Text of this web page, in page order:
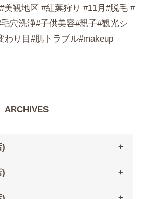
美観地区 #紅葉狩り #11月#脱毛 #
穴洗浄#子供美容#親子#観光シ
わり目#肌トラブル#makeup
ARCHIVES
)
)